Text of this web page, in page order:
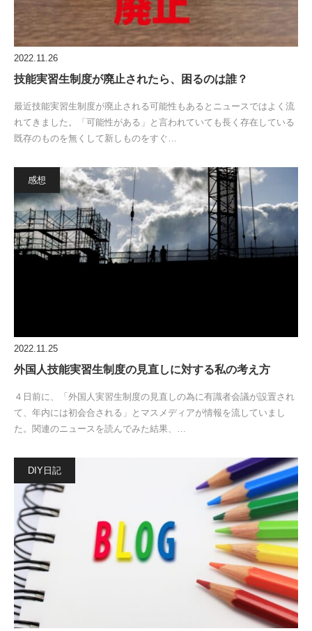
2022.11.26
技能実習生制度が廃止されたら、困るのは誰？
最近技能実習生制度が廃止される可能性もあるとニュースではよく流
れてきました。「可能性がある」と言われていても長く存在している
既存のものを無くして新しものをすぐ…
感想
2022.11.25
外国人技能実習生制度の見直しに対する私の考え方
４日前に、「外国人実習生制度の見直しの為に有識者会議が設置され
て、年内には初会合される」とマスメディアが情報を流していまし
た。関連のニュースを読んでみた結果、…
DIY日記